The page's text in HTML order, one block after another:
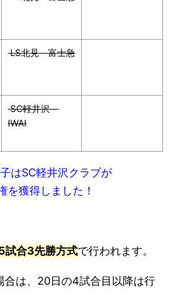
LS北見－富士急
SC軽井沢－
IWAI
はSC軽井沢クラブが
を獲得しました！
試合3先勝方式で行われます。
合は、20日の4試合目以降は行